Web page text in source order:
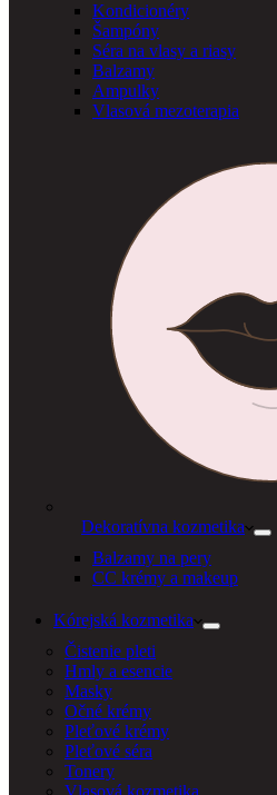
Kondicionéry
Šampóny
Séra na vlasy a riasy
Balzamy
Ampulky
Vlasová mezoterapia
Dekoratívna kozmetika
Balzamy na pery
CC krémy a makeup
Kórejská kozmetika
Čistenie pleti
Hmly a esencie
Masky
Očné krémy
Pleťové krémy
Pleťové séra
Tonery
Vlasová kozmetika